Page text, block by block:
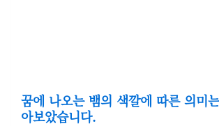
꿈에 나오는 뱀의 색깔에 따른 의미
아보았습니다.